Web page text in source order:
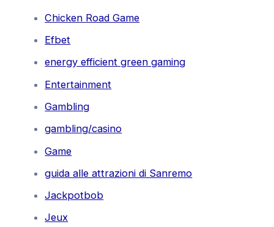
Chicken Road Game
Efbet
energy efficient green gaming
Entertainment
Gambling
gambling/casino
Game
guida alle attrazioni di Sanremo
Jackpotbob
Jeux